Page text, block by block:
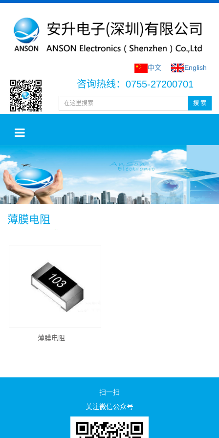
English
中文
咨询热线：0755-27200701
搜 索
薄膜电阻
薄膜电阻
扫一扫
关注微信公众号